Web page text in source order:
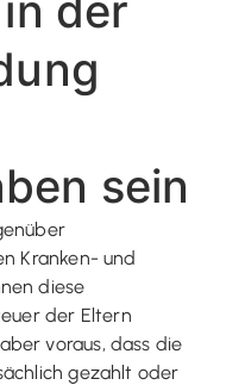
sein
Kranken- und
diese
der Eltern
voraus, dass die
gezahlt oder